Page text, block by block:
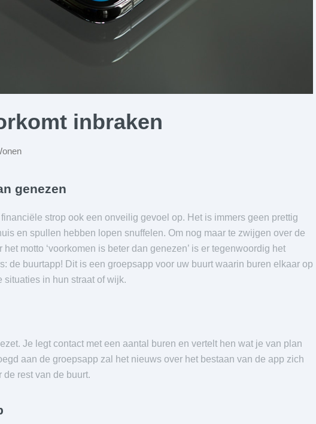
inbraken
genezen
strop ook een onveilig gevoel op. Het is immers geen prettig
en spullen hebben lopen snuffelen. Om nog maar te zwijgen over de
motto ‘voorkomen is beter dan genezen’ is er tegenwoordig het
de buurtapp! Dit is een groepsapp voor uw buurt waarin buren elkaar op
in hun straat of wijk.
Je legt contact met een aantal buren en vertelt hen wat je van plan
aan de groepsapp zal het nieuws over het bestaan van de app zich
rest van de buurt.